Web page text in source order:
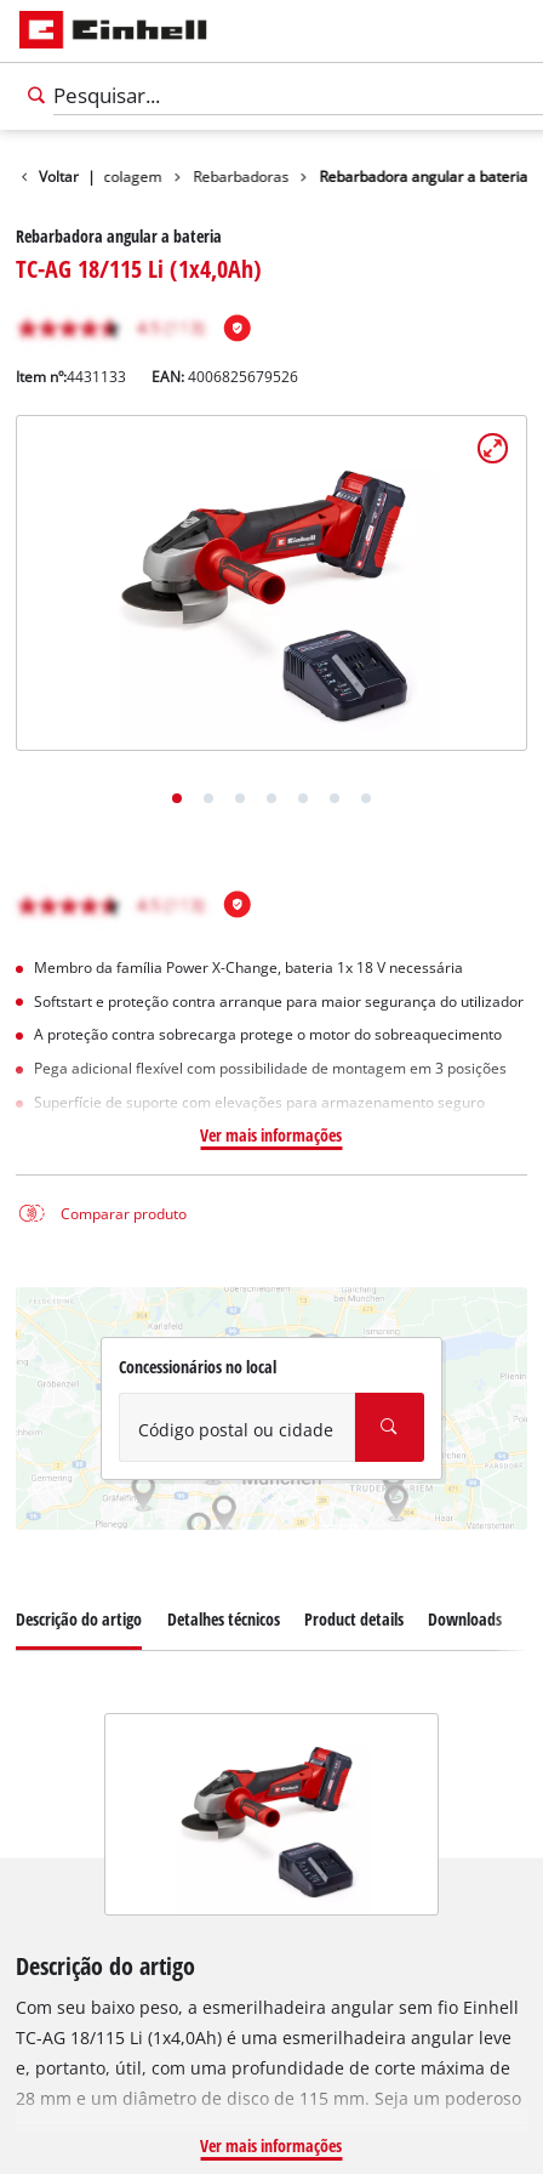
Voltar |Bricolagem Rebarbadoras Rebarbadora angular a bateria
Rebarbadora angular a bateria
TC-AG 18/115 Li (1x4,0Ah)
Item nº:4431133 EAN:4006825679526
Membro da família Power X-Change, bateria 1x 18 V necessária
Softstart e proteção contra arranque para maior segurança do utilizador
A proteção contra sobrecarga protege o motor do sobreaquecimento
Pega adicional flexível com possibilidade de montagem em 3 posições
Superfície de suporte com elevações para armazenamento seguro
Ver mais informações
Comparar produto
Concessionários no local
Código postal ou cidade
Descrição do artigo Detalhes técnicos Product details Downloads
Descrição do artigo
Com seu baixo peso, a esmerilhadeira angular sem fio Einhell
TC-AG 18/115 Li (1x4,0Ah) é uma esmerilhadeira angular leve
e, portanto, útil, com uma profundidade de corte máxima de
28 mm e um diâmetro de disco de 115 mm. Seja um poderoso
marcha lenta de 8.500 rotações por minuto, a esmerilhadeira
Ver mais informações